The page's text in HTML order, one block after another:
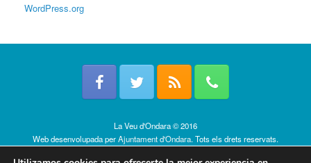
WordPress.org
La Veu d'Ondara © 2016
Web desenvolupada perAjuntament d'Ondara. Tots els drets reservats.